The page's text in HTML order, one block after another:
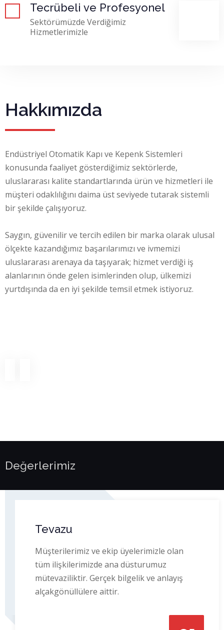
Tecrübeli ve Profesyonel
Sektörümüzde Verdiğimiz
Hizmetlerimizle
Hakkımızda
Endüstriyel Otomatik Kapı ve Kepenk Sistemleri
konusunda faaliyet gösterdiğimiz sektörlerde,
uluslararası kalite standartlarında ürün ve hizmetleri ile
müşteri odaklılığını daima üst seviyede tutarak sistemli
bir şekilde çalışıyoruz.
Saygın, güvenilir ve tercih edilen bir marka olarak ulusal
ölçekte kazandığımız başarılarımızı ve ivmemizi
uluslararası arenaya da taşıyarak; hizmet verdiği iş
alanlarının önde gelen isimlerinden olup, ülkemizi
yurtdışında da en iyi şekilde temsil etmek istiyoruz.
Değerlerimiz
Tevazu
Müşterilerimiz ve ekip üyelerimizle olan
tüm ilişkilerimizde ana düsturumuz
mütevaziliktir. Gerçek bilgelik ve anlayış
alçakgönüllülere aittir.